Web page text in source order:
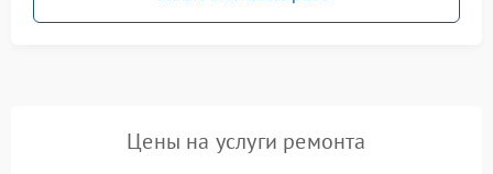
Цены на услуги ремонта